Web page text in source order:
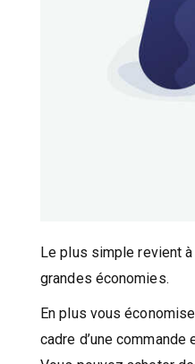
Le plus simple revient
grandes économies.
En plus vous
cadre d’une commande